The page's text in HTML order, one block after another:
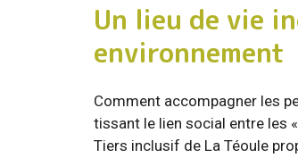
Un lieu de vie
environnement
Comment accompagner les
tissant le lien social entre les
Tiers inclusif de La Téoule